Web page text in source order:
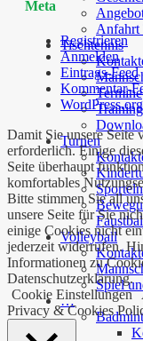
Anfahrt
Tischtennis
Termine
Turnen
Sporteln
Volleyball
Spiel
…
Meta
Registrieren
Anmelden
Eintrags-Feed
Kommentar-
WordPress.org
Damit Sie unsere Seite
erforderlich. Einige
Seite überhaupt
komfortables
Bitte stimmen Sie all
unsere Seite für Sie
einige Cookies nicht
jederzeit widerrufen.
Informationen zu
Datenschutzerklärung.
Cookie Einstellungen
Privacy & Cookies